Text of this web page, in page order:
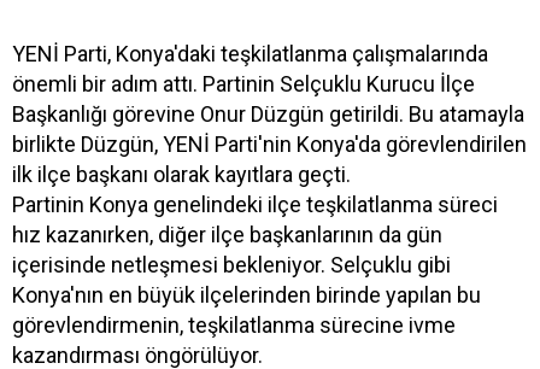
YENİ Parti, Konya'daki teşkilatlanma çalışmalarında
önemli bir adım attı. Partinin Selçuklu Kurucu İlçe
Başkanlığı görevine Onur Düzgün getirildi. Bu atamayla
birlikte Düzgün, YENİ Parti'nin Konya'da görevlendirilen
ilk ilçe başkanı olarak kayıtlara geçti.
Partinin Konya genelindeki ilçe teşkilatlanma süreci
hız kazanırken, diğer ilçe başkanlarının da gün
içerisinde netleşmesi bekleniyor. Selçuklu gibi
Konya'nın en büyük ilçelerinden birinde yapılan bu
görevlendirmenin, teşkilatlanma sürecine ivme
kazandırması öngörülüyor.